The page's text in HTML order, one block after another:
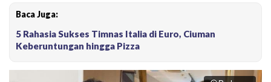
Baca Juga:
5 Rahasia Sukses Timnas Italia di Euro, Ciuman
Keberuntungan hingga Pizza